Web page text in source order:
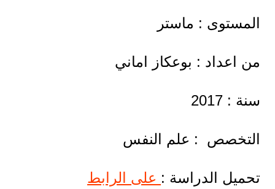
المستوى : ماستر
من اعداد : بوعكاز اماني
سنة : 2017
التخصص : علم النفس
تحميل الدراسة : على الرابط